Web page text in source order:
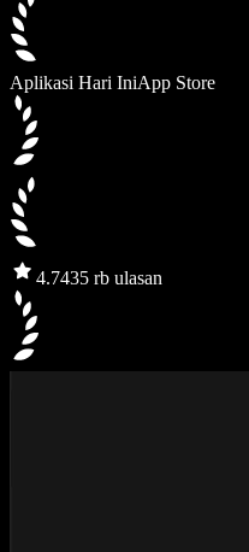
Aplikasi Hari IniApp Store
4.7435 rb ulasan